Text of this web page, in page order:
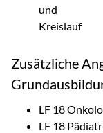
und
Kreislauf
Zusätzliche
LF 18
LF 18